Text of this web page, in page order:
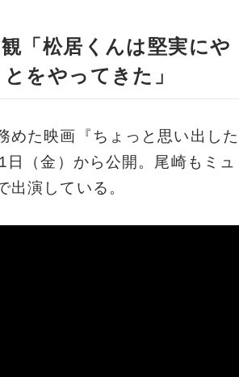
「松居くんは堅実にや
をやってきた」
めた映画『ちょっと思い出した
日（金）から公開。尾崎もミュ
出演している。